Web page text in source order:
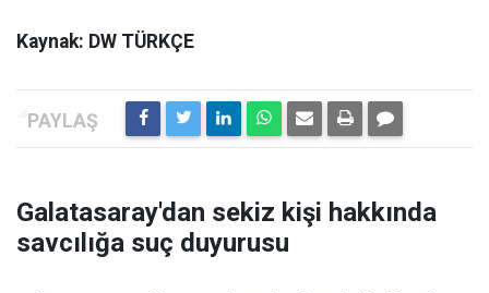
Kaynak: DW TÜRKÇE
Galatasaray'dan sekiz kişi hakkında
savcılığa suç duyurusu